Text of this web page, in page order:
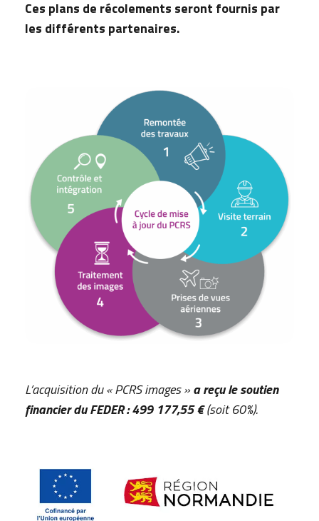
Ces plans de récolements seront fournis par
les différents partenaires.
L’acquisition du « PCRS images »a reçu le soutien
financier du FEDER:499 177,55 €(soit 60%).